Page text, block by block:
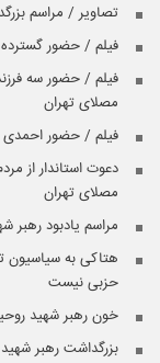
تصاویر / مراسم
فیلم / حضور
فیلم / حضور سه
مصلای تهران
فیلم / حضور احمدی
مصلای تهران
مراسم یادبود رهبر
هتاکی به سیاسیون
حزبی نیست
خون رهبر شهید
بزرگداشت رهبر